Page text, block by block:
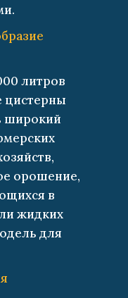
литров
цистерны
широкий
орошение,
в
жидких
для